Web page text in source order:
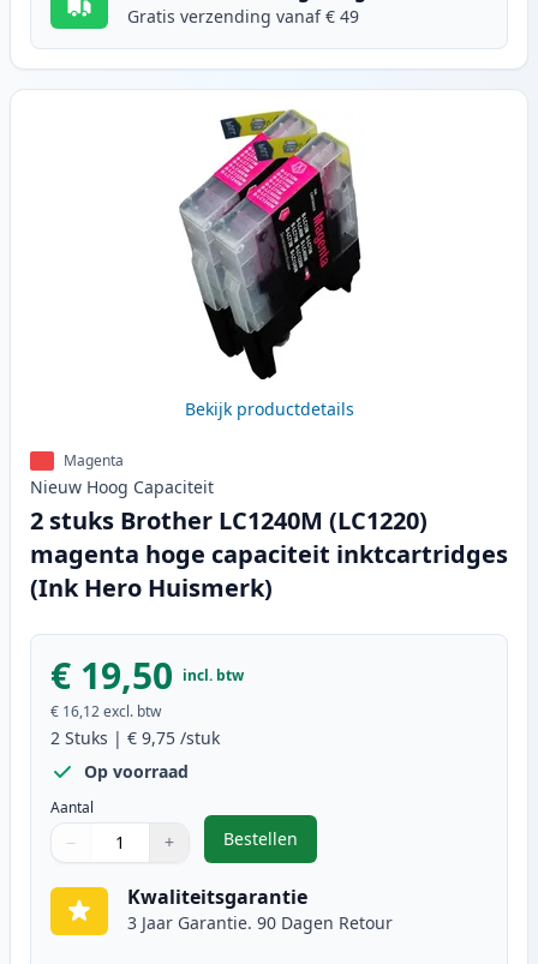
Gratis verzending vanaf € 49
Bekijk productdetails
Magenta
Nieuw Hoog Capaciteit
2 stuks Brother LC1240M (LC1220)
magenta hoge capaciteit inktcartridges
(Ink Hero Huismerk)
€ 19,50 incl. btw
€ 16,12excl. btw
2 Stuks | € 9,75 /stuk
Op voorraad
Aantal
Gebruik de knoppen om aan te passen
− +
1
Bestellen
,2 stuks Brother LC1240M
Kwaliteitsgarantie
3 Jaar Garantie. 90 Dagen Retour